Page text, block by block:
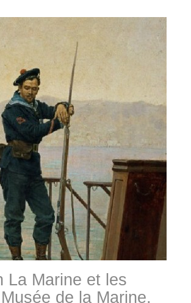
La Marine et les
de la Marine,